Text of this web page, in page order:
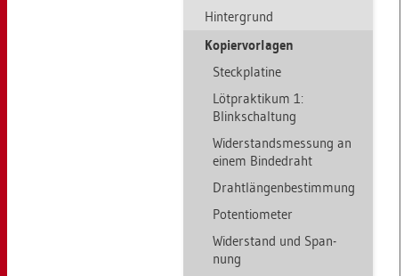
Hin­ter­grund
Ko­pier­vor­la­gen
Steck­pla­ti­ne
Löt­prak­ti­kum 1:
Blinkschal­tung
Wi­der­stands­mes­sung an
einem Bin­de­draht
Draht­län­gen­be­stim­mung
Po­ten­tio­me­ter
Wi­der­stand und Span­
nung